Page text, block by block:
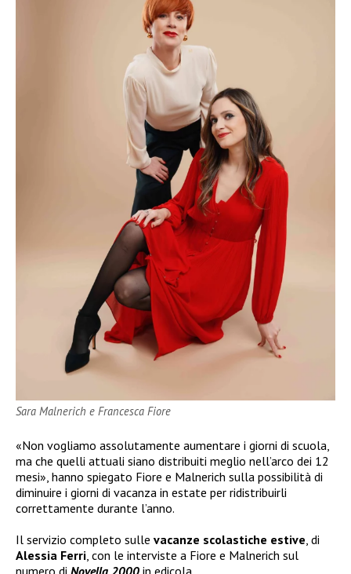
Sara Malnerich e Francesca Fiore
«Non vogliamo assolutamente aumentare i giorni di scuola,
ma che quelli attuali siano distribuiti meglio nell’arco dei 12
mesi», hanno spiegato Fiore e Malnerich sulla possibilità di
diminuire i giorni di vacanza in estate per ridistribuirli
correttamente durante l’anno.
Il servizio completo sulle vacanze scolastiche estive , di
Alessia Ferri , con le interviste a Fiore e Malnerich sul
numero di Novella 2000 in edicola.